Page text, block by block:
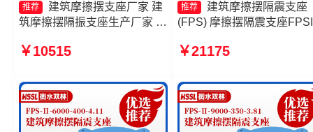
推荐
建筑摩擦摆支座厂家 建
筑摩擦摆隔振支座生产厂家 摩
300-3.48厂家 摩擦摆隔震支座
家
￥10515
推荐
建筑摩擦摆隔震支座
(FPS) 摩擦摆隔震支座
摆减隔震支座
400-4.11
￥21175